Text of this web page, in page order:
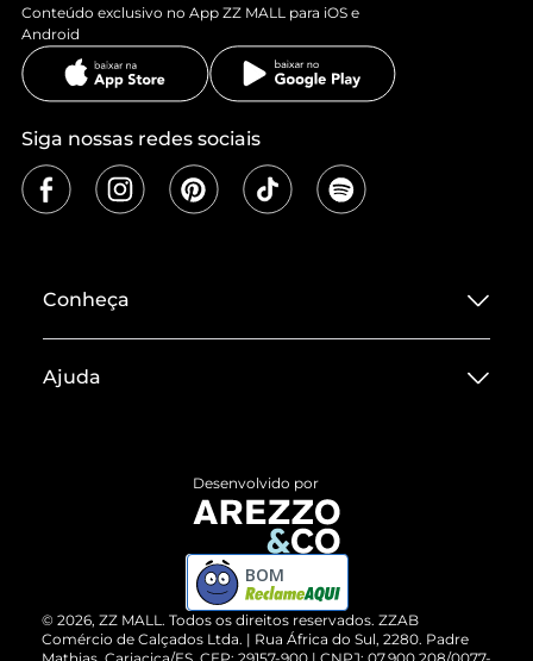
Conteúdo exclusivo no App ZZ MALL para iOS e
Android
Siga nossas redes sociais
Conheça
Termos de Uso
ZZ MALL é confiável
Cartão Presente
Ajuda
Devolução do Produto
Compre pelo WhatsApp
© 2026, ZZ MALL. Todos os direitos reservados. ZZAB
Comércio de Calçados Ltda. | Rua África do Sul, 2280. Padre
Desenvolvido por
BOM